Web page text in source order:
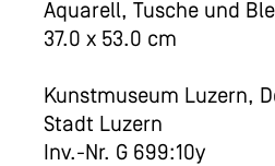
Aquarell, Tusche und
37.0 x 53.0 cm
Kunstmuseum Luzern,
Stadt Luzern
Inv.-Nr. G 699:10y